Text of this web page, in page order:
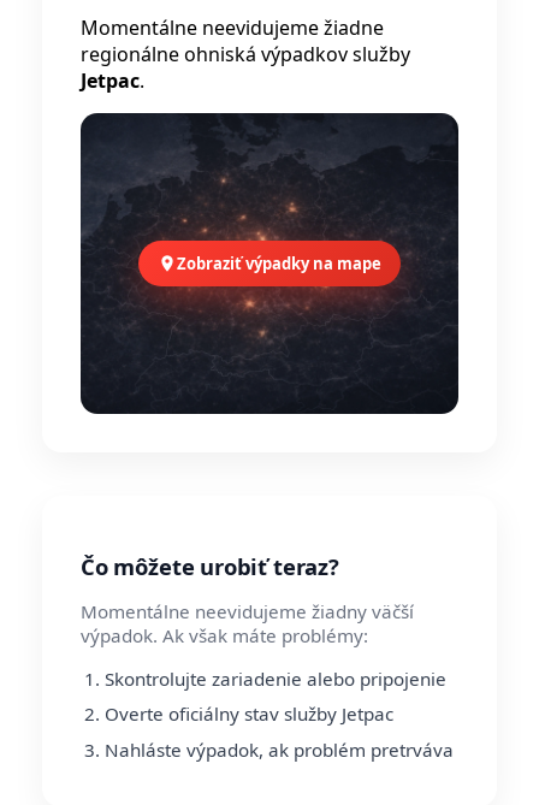
Momentálne neevidujeme žiadne
regionálne ohniská výpadkov služby
Jetpac.
Zobraziť výpadky na mape
Čo môžete urobiť teraz?
Momentálne neevidujeme žiadny väčší
výpadok. Ak však máte problémy:
Skontrolujte zariadenie alebo pripojenie
Overte oficiálny stav služby Jetpac
Nahláste výpadok, ak problém pretrváva